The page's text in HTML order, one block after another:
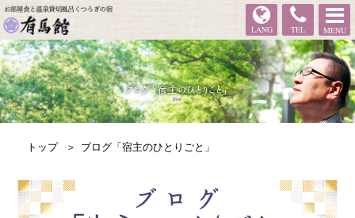
有馬館
LANG TEL MENU
トップ ブログ「宿主のひとりごと」